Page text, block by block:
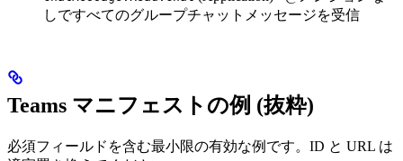
しですべてのグループチャットメッセージを受信
Teams マニフェストの例 (抜粋)
必須フィールドを含む最小限の有効な例です。ID と URL は